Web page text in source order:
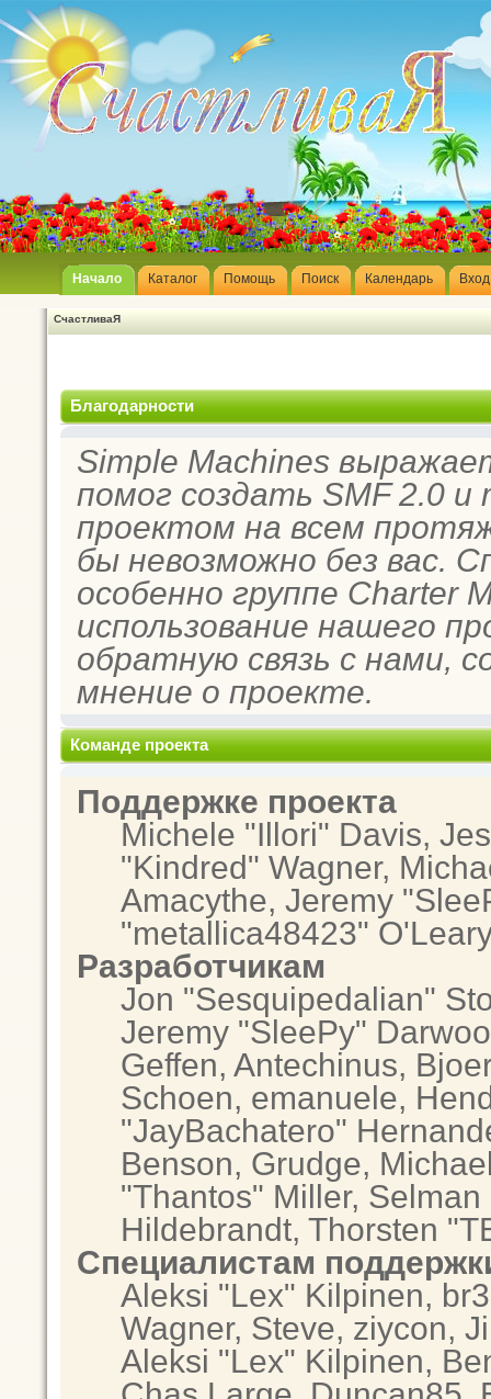
Начало Каталог Помощь Поиск Календарь Вход
СчастливаЯ
Благодарности
Simple Machines
помог создать SMF 2.0
проектом на всем
бы невозможно без вас.
особенно группе Charter
использование нашего
обратную связь с нами,
мнение о проекте.
Команде проекта
Поддержке проекта
Michele "Illori" Davis,
"Kindred" Wagner,
Amacythe, Jeremy
"metallica48423"
Разработчикам
Jon "Sesquipedalian"
Jeremy "SleePy"
Geffen, Antechinus,
Schoen, emanuele,
"JayBachatero"
Benson, Grudge,
"Thantos" Miller,
Hildebrandt, Thorsten
Специалистам
Aleksi "Lex" Kilpinen,
Wagner, Steve, ziycon,
Aleksi "Lex" Kilpinen,